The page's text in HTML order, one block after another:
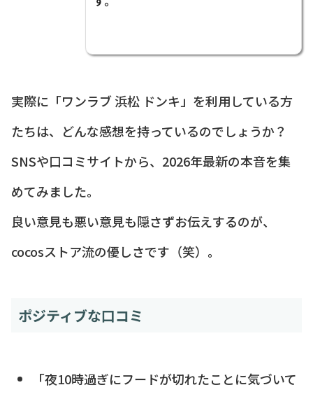
実際に「ワンラブ 浜松 ドンキ」を利用している方
たちは、どんな感想を持っているのでしょうか？
SNSや口コミサイトから、2026年最新の本音を集
めてみました。
良い意見も悪い意見も隠さずお伝えするのが、
cocosストア流の優しさです（笑）。
ポジティブな口コミ
「夜10時過ぎにフードが切れたことに気づいて